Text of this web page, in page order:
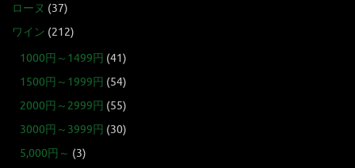
ローヌ (37)
ワイン (212)
1000円～1499円 (41)
1500円～1999円 (54)
2000円～2999円 (55)
3000円～3999円 (30)
5,000円～ (3)